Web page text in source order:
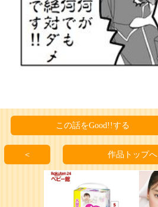
この話をGood!!する
＜ 作品トップへ